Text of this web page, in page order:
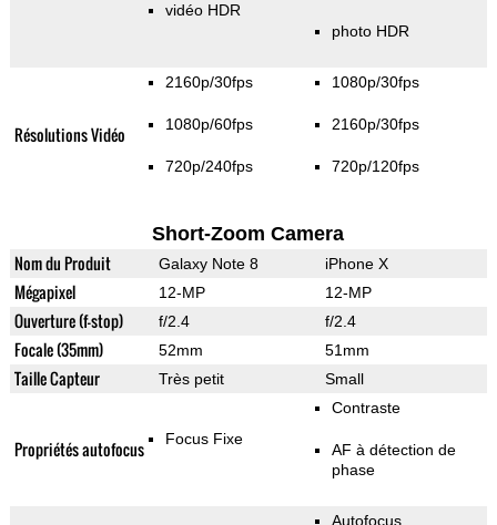
vidéo HDR
photo HDR
Résolutions Vidéo
2160p/30fps
1080p/60fps
720p/240fps
1080p/30fps
2160p/30fps
720p/120fps
Short-Zoom Camera
Nom du Produit Galaxy Note 8 iPhone X
Mégapixel 12-MP 12-MP
Ouverture (f-stop) f/2.4 f/2.4
Focale (35mm) 52mm 51mm
Taille Capteur Très petit Small
Propriétés autofocus Focus Fixe
Contraste
AF à détection de
phase
Autofocus